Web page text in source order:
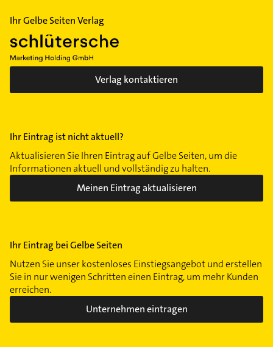
Ihr Gelbe Seiten Verlag
Verlag kontaktieren
Ihr Eintrag ist nicht aktuell?
Aktualisieren Sie Ihren Eintrag auf Gelbe Seiten, um die
Informationen aktuell und vollständig zu halten.
Meinen Eintrag aktualisieren
Ihr Eintrag bei Gelbe Seiten
Nutzen Sie unser kostenloses Einstiegsangebot und erstellen
Sie in nur wenigen Schritten einen Eintrag, um mehr Kunden
erreichen.
Unternehmen eintragen